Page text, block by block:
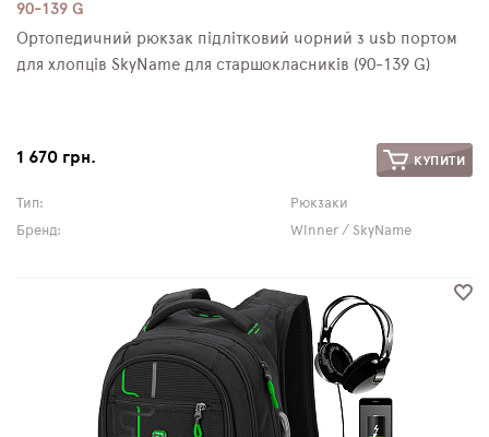
90-139 G
Ортопедичний рюкзак підлітковий чорний з usb портом
для хлопців SkyName для старшокласників (90-139 G)
1 670 грн. КУПИТИ
Тип:
Рюкзаки
Бренд:
Winner / SkyName